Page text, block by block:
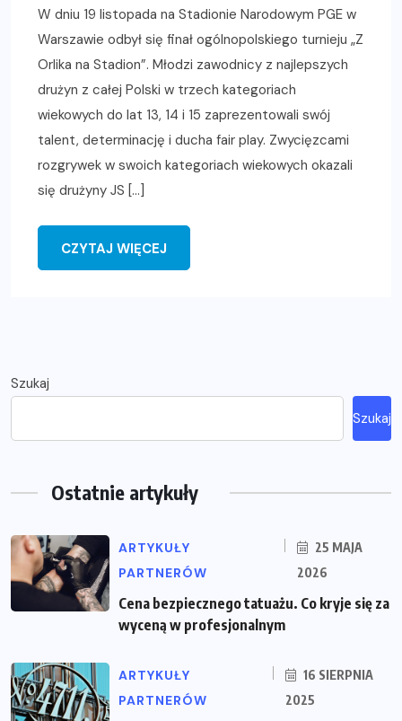
W dniu 19 listopada na Stadionie Narodowym PGE w
Warszawie odbył się finał ogólnopolskiego turnieju „Z
Orlika na Stadion”. Młodzi zawodnicy z najlepszych
drużyn z całej Polski w trzech kategoriach
wiekowych do lat 13, 14 i 15 zaprezentowali swój
talent, determinację i ducha fair play. Zwycięzcami
rozgrywek w swoich kategoriach wiekowych okazali
się drużyny JS […]
CZYTAJ WIĘCEJ
Szukaj
Szukaj
Ostatnie artykuły
ARTYKUŁY
PARTNERÓW
25 MAJA
2026
Cena bezpiecznego tatuażu. Co kryje się za
wyceną w profesjonalnym
ARTYKUŁY
PARTNERÓW
16 SIERPNIA
2025